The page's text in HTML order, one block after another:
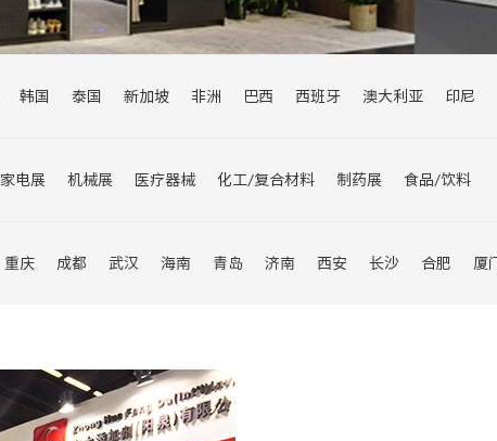
韩国 泰国 新加坡 非洲 巴西 西班牙 澳大利亚 印尼
家电展 机械展 医疗器械 化工/复合材料 制药展 食品/饮料
重庆 成都 武汉 海南 青岛 济南 西安 长沙 合肥 厦门